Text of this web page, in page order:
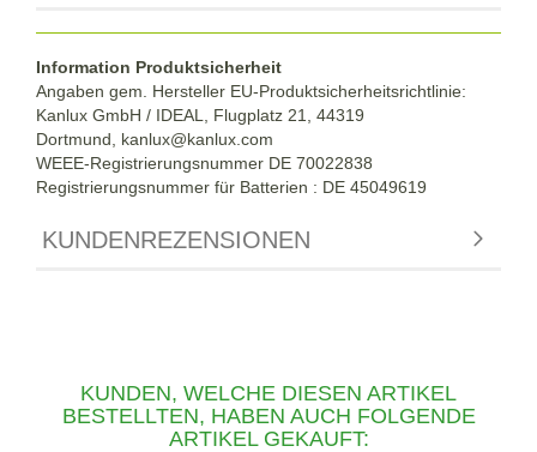
Information Produktsicherheit
Angaben gem. Hersteller EU-Produktsicherheitsrichtlinie:
Kanlux GmbH / IDEAL, Flugplatz 21, 44319
Dortmund, kanlux@kanlux.com
WEEE-Registrierungsnummer DE 70022838
Registrierungsnummer für Batterien : DE 45049619
KUNDENREZENSIONEN
KUNDEN, WELCHE DIESEN ARTIKEL
BESTELLTEN, HABEN AUCH FOLGENDE
ARTIKEL GEKAUFT: